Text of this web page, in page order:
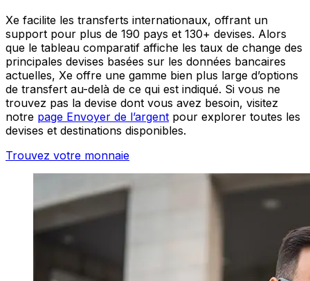
Xe facilite les transferts internationaux, offrant un
support pour plus de 190 pays et 130+ devises. Alors
que le tableau comparatif affiche les taux de change des
principales devises basées sur les données bancaires
actuelles, Xe offre une gamme bien plus large d’options
de transfert au-delà de ce qui est indiqué. Si vous ne
trouvez pas la devise dont vous avez besoin, visitez
notre page Envoyer de l’argent pour explorer toutes les
devises et destinations disponibles.
Trouvez votre monnaie